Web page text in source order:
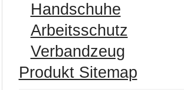
Handschuhe
Arbeitsschutz
Verbandzeug
Produkt Sitemap